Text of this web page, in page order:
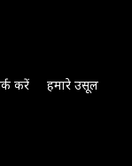
करें
हमारे उसूल